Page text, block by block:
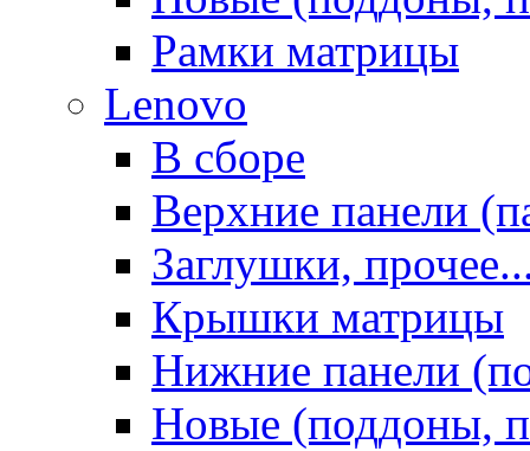
Рамки матрицы
Lenovo
В сборе
Верхние панели
Заглушки,
Крышки матрицы
Нижние панели
Новые (поддоны,